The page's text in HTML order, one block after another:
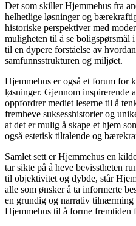
Det som skiller Hjemmehus fra
helhetlige løsninger og
historiske perspektiver med
muligheten til å se boligspørsmål
til en dypere forståelse av
samfunnsstrukturen og miljøet.
Hjemmehus er også et forum for
løsninger. Gjennom inspirerende
oppfordrer mediet leserne til å
fremheve suksesshistorier og
at det er mulig å skape et hjem
også estetisk tiltalende og
Samlet sett er Hjemmehus en
tar sikte på å heve bevisstheten
til objektivitet og dybde, står
alle som ønsker å ta informerte
en grundig og narrativ
Hjemmehus til å forme fremtiden